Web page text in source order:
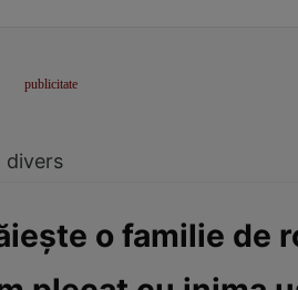
divers
o familie de